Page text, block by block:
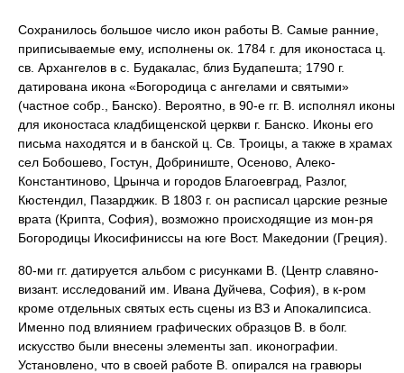
Сохранилось большое число икон работы В. Самые ранние,
приписываемые ему, исполнены ок. 1784 г. для иконостаса ц.
св. Архангелов в с. Будакалас, близ Будапешта; 1790 г.
датирована икона «Богородица с ангелами и святыми»
(частное собр., Банско). Вероятно, в 90-е гг. В. исполнял иконы
для иконостаса кладбищенской церкви г. Банско. Иконы его
письма находятся и в банской ц. Св. Троицы, а также в храмах
сел Бобошево, Гостун, Добриниште, Осеново, Алеко-
Константиново, Црынча и городов Благоевград, Разлог,
Кюстендил, Пазарджик. В 1803 г. он расписал царские резные
врата (Крипта, София), возможно происходящие из мон-ря
Богородицы Икосифиниссы на юге Вост. Македонии (Греция).
80-ми гг. датируется альбом с рисунками В. (Центр славяно-
визант. исследований им. Ивана Дуйчева, София), в к-ром
кроме отдельных святых есть сцены из ВЗ и Апокалипсиса.
Именно под влиянием графических образцов В. в болг.
искусство были внесены элементы зап. иконографии.
Установлено, что в своей работе В. опирался на гравюры